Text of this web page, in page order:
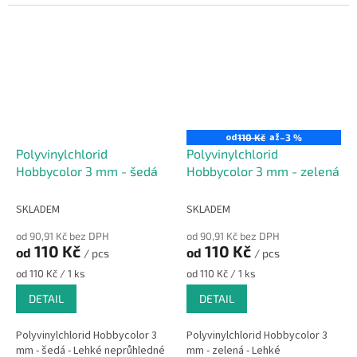
vůči... vůči...
Polyvinylchlorid
Hobbycolor 3 mm - šedá
SKLADEM
od 90,91 Kč bez DPH
od 110 Kč / pcs
Měrná
cena:
od 110 Kč / 1 ks
DETAIL
Polyvinylchlorid Hobbycolor 3
mm - šedá - Lehké neprůhledné
od110 Kč až–3 %
Polyvinylchlorid
Hobbycolor 3 mm - zelená
SKLADEM
od 90,91 Kč bez DPH
od 110 Kč / pcs
Měrná
cena:
od 110 Kč / 1 ks
DETAIL
Polyvinylchlorid Hobbycolor 3
mm - zelená - Lehké